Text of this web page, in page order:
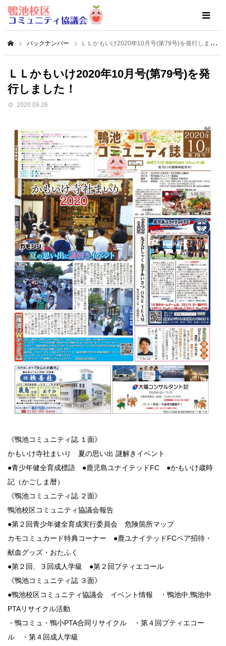
バックナンバー ＬＬかもいけ2020年10月号(第79号)を発行しました！
ＬＬかもいけ2020年10月号(第79号)を発
行しました！
2020.09.26
《鴨池コミュニティ誌 １面》
かもいけ寺社まいり 夏の思い出 謎解きイベント
●青少年健全育成標語 ●鹿児島ユナイテッドFC ●かもいけ歳時
記（かごしま暦）
《鴨池コミュニティ誌 ２面》
鴨池校区コミュニティ協議会報告
●第２回青少年健全育成実行委員会 危険箇所マップ
カモコミュカード特典コーナー ●鹿ユナイテッドFCペア招待・
献血グッズ・おたふく
●第２回、３回成人学級 ●第２回プティエコール
《鴨池コミュニティ誌 ３面》
●鴨池校区コミュニティ協議会 イベント情報 ・鴨池中,鴨池中
PTAリサイクル活動
・鴨コミュ・鴨小PTA合同リサイクル ・第４回プティエコー
ル ・第４回成人学級